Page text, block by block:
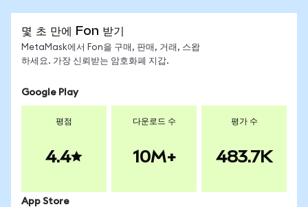
몇 초 만에 Fon 받기
MetaMask에서 Fon을 구매, 판매, 거래, 스왑
하세요. 가장 신뢰받는 암호화폐 지갑.
Google Play
평점
4.4
다운로드 수
10M+
평가 수
483.7K
App Store